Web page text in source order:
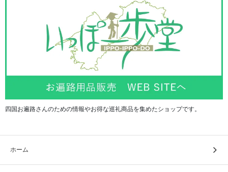
３）お品をお焚き上げ（還帰供養）申込書と共に、梱包箱
大きさ：3辺（奥行・幅・高さ)の合計サイズが200ｃｍ以内
重量 ：30ｋｇまで
＊梱包箱はご自身で用意いただきますので、3辺（奥行・
超過しないようにお気を付けください。サイズ超過や重量
超過の場合は、追加料金のお支払い確認後のお受け取りと
なります。（配送会社の保管期限までご入金が無い場合
（ゆうパック））を梱包箱の見えやすいところに貼付して
ください。
四国お遍路さんのための情報やお得な巡礼商品を集めたショップです。
ホーム